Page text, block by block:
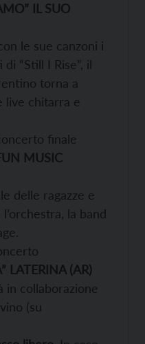
IL SUO
le sue canzoni i
“Still I Rise”, il
torna a
live chitarra e
finale
MUSIC
delle ragazze e
la band
LATERINA (AR)
in collaborazione
(su